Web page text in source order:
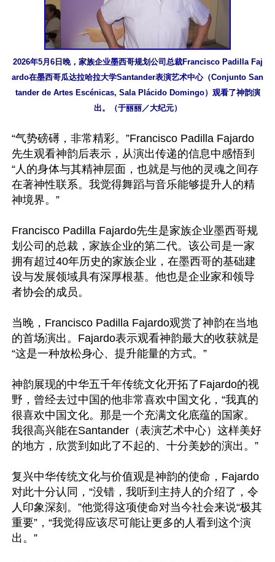
2026年5月6日晚，家族企业墨西哥规划公司总裁Francisco Padilla Faj
ardo在墨西哥瓜达拉哈拉大学Santander表演艺术中心（Conjunto San
tander de Artes Escénicas, Sala Plácido Domingo）观看了神韵演
出。（于丽丽／大纪元）
“气势磅礡，非常精彩。”Francisco Padilla Fajardo
先生观看神韵后表示，从演出传递的信息中感悟到
“人的身体与其精神层面，也就是与他的灵魂之间存
在著神性联系。我觉得舞蹈与音乐能够提升人的精
神境界。”
Francisco Padilla Fajardo先生是家族企业墨西哥规
划公司的总裁，家族企业的第二代。该公司是一家
拥有超过40年历史的家族企业，在墨西哥的基础建
设与发展领域具有深厚根基。他也是企业家和领导
者协会的成员。
当晚，Francisco Padilla Fajardo观赏了神韵在当地
的首场演出。Fajardo表示观看神韵最大的收获就是
“这是一种放松身心、提升能量的方式。”
神韵展现的中华五千年传统文化开拓了Fajardo的视
野，曾经去过中国的他非常喜欢中国文化，“我真的
很喜欢中国文化。那是一个充满文化底蕴的国家。
我很高兴能在Santander（表演艺术中心）这样美好
的地方，欣赏到如此了不起的、十分美妙的演出。”
复兴中华传统文化与价值观是神韵的使命，Fajardo
对此十分认同，“没错，我听到主持人的介绍了，令
人印象深刻。”他觉得这项使命对当今社会来说“极其
重要”，“我觉得应该尽可能让更多的人看到这个演
出。”